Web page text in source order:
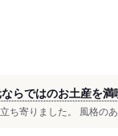
らではのお土産を満
ち寄りました。 風格の